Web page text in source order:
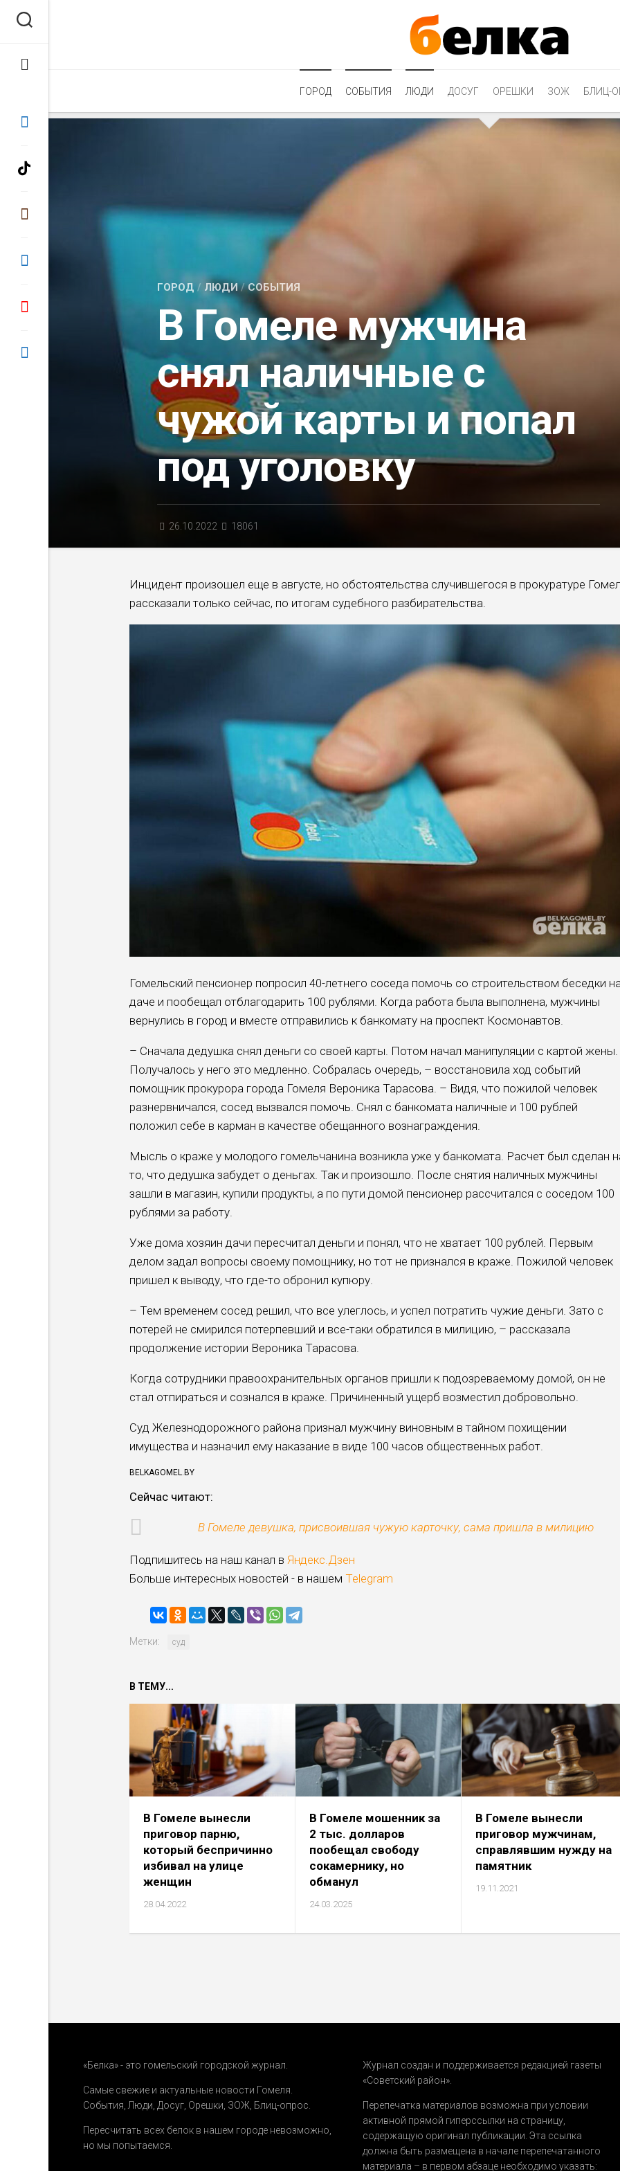
ГОРОД СОБЫТИЯ ЛЮДИ ДОСУГ ОРЕШКИ ЗОЖ БЛИЦ-
ГОРОД/ ЛЮДИ/СОБЫТИЯ
В Гомеле мужчина
снял наличные с
чужой карты и попал
под уголовку
26.10.2022 18061
Инцидент произошел еще в августе, но обстоятельства случившегося в прокуратуре
рассказали только сейчас, по итогам судебного разбирательства.
Гомельский пенсионер попросил 40-летнего соседа помочь со строительством беседки
даче и пообещал отблагодарить 100 рублями. Когда работа была выполнена, мужчины
вернулись в город и вместе отправились к банкомату на проспект Космонавтов.
– Сначала дедушка снял деньги со своей карты. Потом начал манипуляции с картой жены.
Получалось у него это медленно. Собралась очередь, – восстановила ход событий
помощник прокурора города Гомеля Вероника Тарасова. – Видя, что пожилой человек
разнервничался, сосед вызвался помочь. Снял с банкомата наличные и 100 рублей
положил себе в карман в качестве обещанного вознаграждения.
Мысль о краже у молодого гомельчанина возникла уже у банкомата. Расчет был сделан
то, что дедушка забудет о деньгах. Так и произошло. После снятия наличных мужчины
зашли в магазин, купили продукты, а по пути домой пенсионер рассчитался с соседом 100
рублями за работу.
Уже дома хозяин дачи пересчитал деньги и понял, что не хватает 100 рублей. Первым
делом задал вопросы своему помощнику, но тот не признался в краже. Пожилой человек
пришел к выводу, что где-то обронил купюру.
– Тем временем сосед решил, что все улеглось, и успел потратить чужие деньги. Зато с
потерей не смирился потерпевший и все-таки обратился в милицию, – рассказала
продолжение истории Вероника Тарасова.
Когда сотрудники правоохранительных органов пришли к подозреваемому домой, он не
стал отпираться и сознался в краже. Причиненный ущерб возместил добровольно.
Суд Железнодорожного района признал мужчину виновным в тайном похищении
имущества и назначил ему наказание в виде 100 часов общественных работ.
BELKAGOMEL.BY
Сейчас читают:
В Гомеле девушка, присвоившая чужую карточку, сама пришла в милицию
Подпишитесь на наш канал в Яндекс.Дзен
Больше интересных новостей - в нашем Telegram
Метки: суд
В ТЕМУ...
В Гомеле вынесли
приговор парню,
который беспричинно
избивал на улице
женщин
28.04.2022
В Гомеле мошенник за
2 тыс. долларов
пообещал свободу
сокамернику, но
обманул
24.03.2025
В Гомеле вынесли
приговор мужчинам,
справлявшим нужду на
памятник
19.11.2021
«Белка» - это гомельский городской журнал.
Самые свежие и актуальные новости Гомеля.
События Люди Досуг Орешки ЗОЖ Блиц-опрос
Пересчитать всех белок в нашем городе невозможно,
но мы попытаемся.
Журнал создан и поддерживается редакцией газеты
«Советский район».
Перепечатка материалов возможна при условии
активной прямой гиперссылки на страницу,
содержащую оригинал публикации. Эта ссылка
должна быть размещена в начале перепечатанного
материала – в первом абзаце необходимо указать: